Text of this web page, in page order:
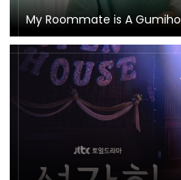
My Roommate is A Gumiho